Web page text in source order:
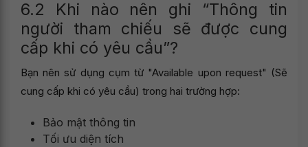
6.2 Khi nào nên ghi “Thông tin
người tham chiếu sẽ được cung
cấp khi có yêu cầu”?
Bạn nên sử dụng cụm từ "Available upon request" (Sẽ
cung cấp khi có yêu cầu) trong hai trường hợp:
Bảo mật thông tin
Tối ưu diện tích